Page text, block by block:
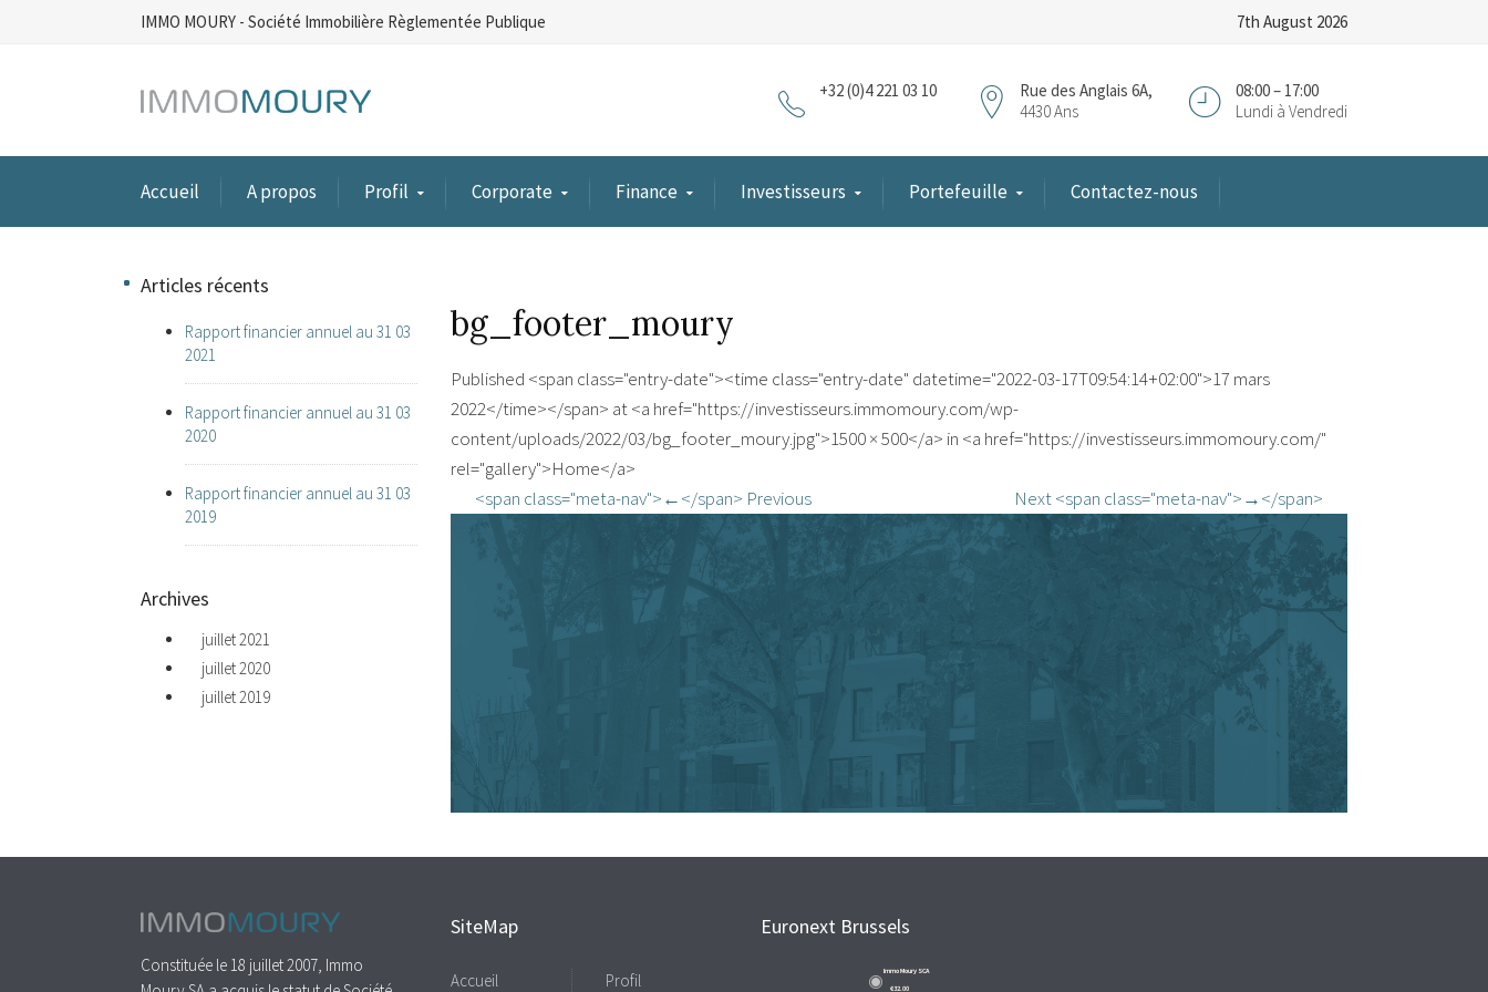
IMMO MOURY - Société Immobilière Règlementée Publique 7th August 2026
08:00 – 17:00
Lundi à Vendredi
Rue des Anglais 6A,
4430 Ans
+32 (0)4 221 03 10
Accueil A propos Profil Corporate Finance Investisseurs Portefeuille Contactez-nous
bg_footer_moury
Published <span class="entry-date"><time class="entry-date" datetime="2022-03-17T09:54:14+02:00">17 mars
2022</time></span> at <a href="https://investisseurs.immomoury.com/wp-
content/uploads/2022/03/bg_footer_moury.jpg">1500 × 500</a> in <a href="https://investisseurs.immomoury.com/"
rel="gallery">Home</a>
<span class="meta-nav">←</span> Previous
Next <span class="meta-nav">→</span>
Articles récents
Rapport financier annuel au 31 03
2021
Rapport financier annuel au 31 03
2020
Rapport financier annuel au 31 03
2019
Archives
juillet 2021
juillet 2020
juillet 2019
Constituée le 18 juillet 2007, Immo
SiteMap
Accueil Profil
Euronext Brussels
Immo Moury SCA
€32.00